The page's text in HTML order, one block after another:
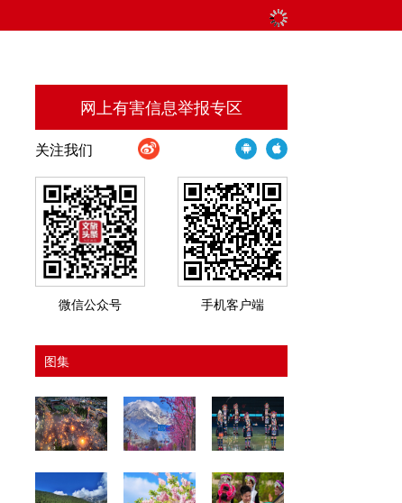
网上有害信息举报专区
关注我们
微信公众号 手机客户端
图集